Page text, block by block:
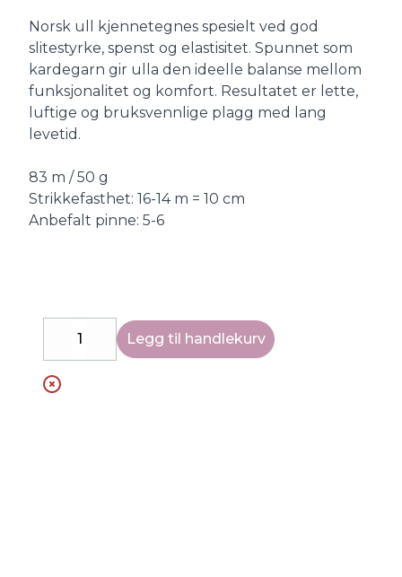
Norsk ull kjennetegnes spesielt ved god
slitestyrke, spenst og elastisitet. Spunnet som
kardegarn gir ulla den ideelle balanse mellom
funksjonalitet og komfort. Resultatet er lette,
luftige og bruksvennlige plagg med lang
levetid.
83 m / 50 g
Strikkefasthet: 16-14 m = 10 cm
Anbefalt pinne: 5-6
DecreaseIncrease
Legg til handlekurv